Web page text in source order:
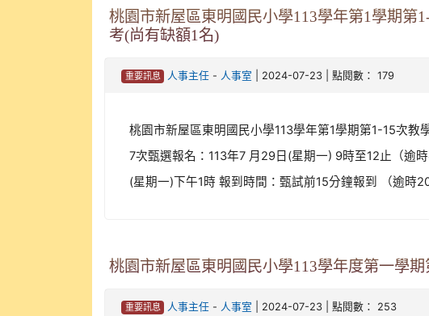
桃園市新屋區東明國民小學113學年第1學期第
考(尚有缺額1名)
重要訊息 人事主任 - 人事室 | 2024-07-23 | 點閱數： 179
桃園市新屋區東明國民小學113學年第1學期第1-15次
7次甄選報名：113年7 月29日(星期一) 9時至12止（逾
(星期一)下午1時 報到時間：甄試前15分鐘報到 （逾時
桃園市新屋區東明國民小學113學年度第一學
重要訊息 人事主任 - 人事室 | 2024-07-23 | 點閱數： 253